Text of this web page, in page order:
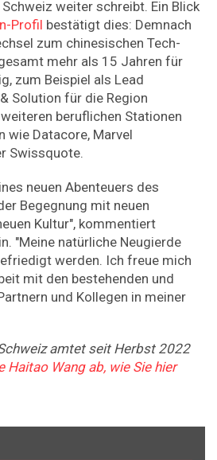
weiter schreibt. Ein Blick
Profil bestätigt dies: Demnach
zum chinesischen Tech-
mehr als 15 Jahren für
zum Beispiel als Lead
Solution für die Region
beruflichen Stationen
wie Datacore, Marvel
Swissquote.
neuen Abenteuers des
Begegnung mit neuen
Kultur", kommentiert
"Meine natürliche Neugierde
werden. Ich freue mich
mit den bestehenden und
und Kollegen in meiner
amtet seit Herbst 2022
Haitao Wang ab, wie Sie hier